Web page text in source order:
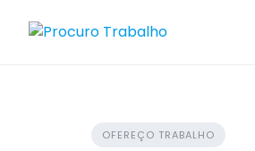
OFEREÇO TRABALHO